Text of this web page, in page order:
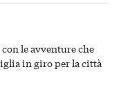
le avventure che
in giro per la città